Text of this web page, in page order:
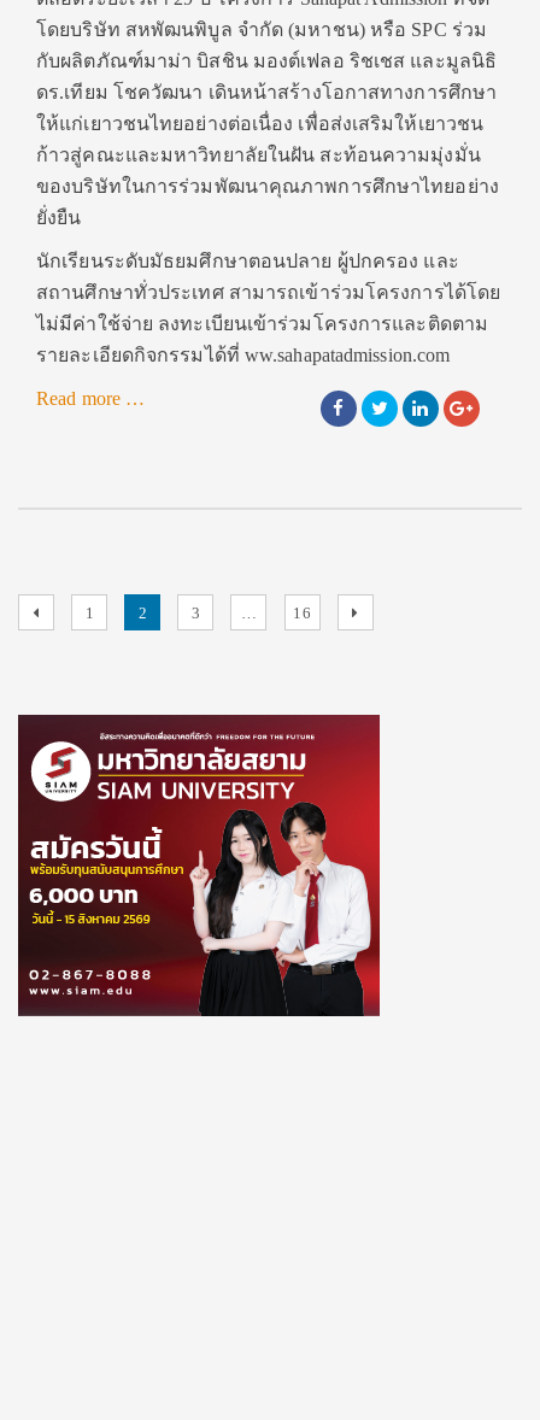
โดยบริษัท สหพัฒนพิบูล จำกัด (มหาชน) หรือ SPC ร่วม
กับผลิตภัณฑ์มาม่า บิสชิน มองต์เฟลอ ริชเชส และมูลนิธิ
ดร.เทียม โชควัฒนา เดินหน้าสร้างโอกาสทางการศึกษา
ให้แก่เยาวชนไทยอย่างต่อเนื่อง เพื่อส่งเสริมให้เยาวชน
ก้าวสู่คณะและมหาวิทยาลัยในฝัน สะท้อนความมุ่งมั่น
ของบริษัทในการร่วมพัฒนาคุณภาพการศึกษาไทยอย่าง
ยั่งยืน
นักเรียนระดับมัธยมศึกษาตอนปลาย ผู้ปกครอง และ
สถานศึกษาทั่วประเทศ สามารถเข้าร่วมโครงการได้โดย
ไม่มีค่าใช้จ่าย ลงทะเบียนเข้าร่วมโครงการและติดตาม
รายละเอียดกิจกรรมได้ที่ ww.sahapatadmission.com
Read more
ทัพ
ประเทศ
อัป
สกิล
#DEK70
เตรียม
พร้อม
ก่อน
ลง
สนาม
สอบ
…
Posts
PreviousPage
1 Page
2 Page
3 … Page
16